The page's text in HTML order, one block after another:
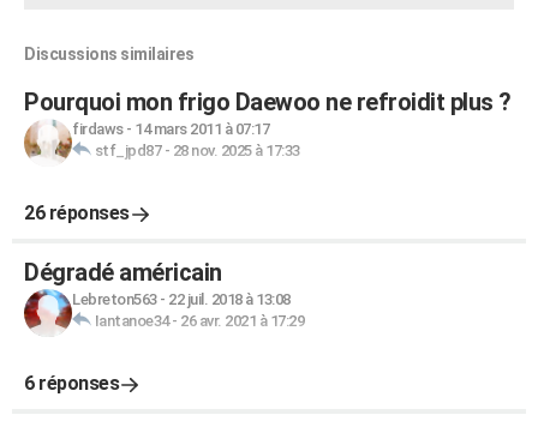
Discussions similaires
Pourquoi mon frigo Daewoo ne refroidit plus ?
firdaws- 14 mars 2011 à 07:17
stf_jpd87- 28 nov. 2025 à 17:33
26 réponses
Dégradé américain
Lebreton563- 22 juil. 2018 à 13:08
Iantanoe34- 26 avr. 2021 à 17:29
6 réponses